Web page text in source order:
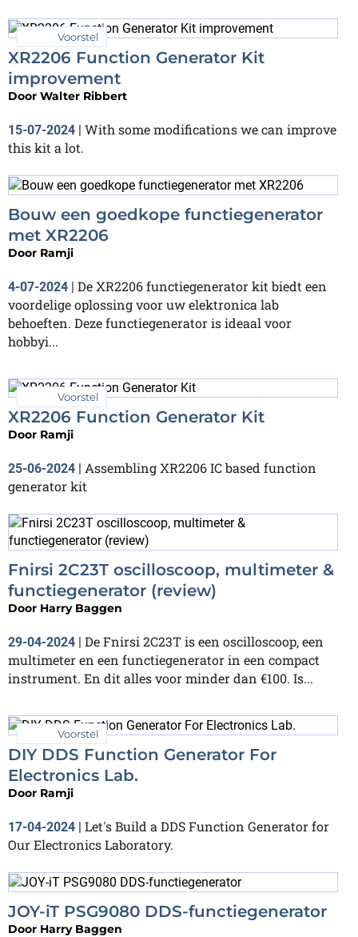
Voorstel
XR2206 Function Generator Kit
improvement
Door Walter Ribbert
15-07-2024 | With some modifications we can improve
this kit a lot.
Bouw een goedkope functiegenerator
met XR2206
Door Ramji
4-07-2024 | De XR2206 functiegenerator kit biedt een
voordelige oplossing voor uw elektronica lab
behoeften. Deze functiegenerator is ideaal voor
hobbyi...
Voorstel
XR2206 Function Generator Kit
Door Ramji
25-06-2024
Assembling XR2206 IC based function
generator kit
Fnirsi 2C23T oscilloscoop, multimeter &
functiegenerator (review)
Door Harry Baggen
29-04-2024
De Fnirsi 2C23T is een oscilloscoop, een
multimeter en een functiegenerator in een compact
instrument. En dit alles voor minder dan €100. Is...
Voorstel
DIY DDS Function Generator For
Electronics Lab.
Door Ramji
17-04-2024 | Let's Build a DDS Function Generator for
Our Electronics Laboratory.
JOY-iT PSG9080 DDS-functiegenerator
Door Harry Baggen